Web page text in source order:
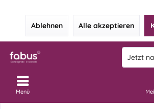
Ablehnen Alle akzeptieren
Menü